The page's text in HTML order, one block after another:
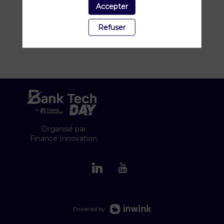
l’entrepreneuriat va au-delà des projets, que
c’est avant tout une histoire d’ambition.
Organisé par
Finance Innovation
Powered by
Accepter
Refuser